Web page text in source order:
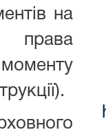
на
права